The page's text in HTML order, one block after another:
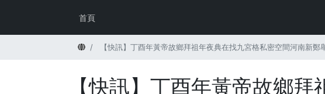
首頁
首頁 【快訊】丁酉年黃帝故鄉拜祖年夜典在找九宮格私密空間河南新鄭
【快訊】丁酉年黃帝故鄉